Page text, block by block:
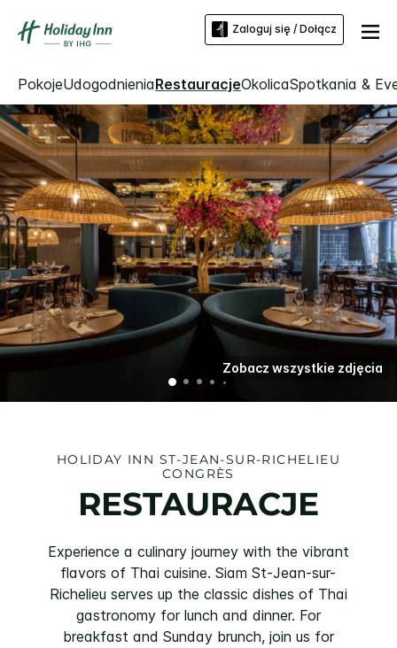
Zaloguj się / Dołącz
PokojeUdogodnieniaRestauracjeOkolicaSpotkania &
Zobacz wszystkie zdjęcia
HOLIDAY INN ST-JEAN-SUR-RICHELIEU
CONGRÈS
RESTAURACJE
Experience a culinary journey with the vibrant
flavors of Thai cuisine. Siam St-Jean-sur-
Richelieu serves up the classic dishes of Thai
gastronomy for lunch and dinner. For
breakfast and Sunday brunch, join us for